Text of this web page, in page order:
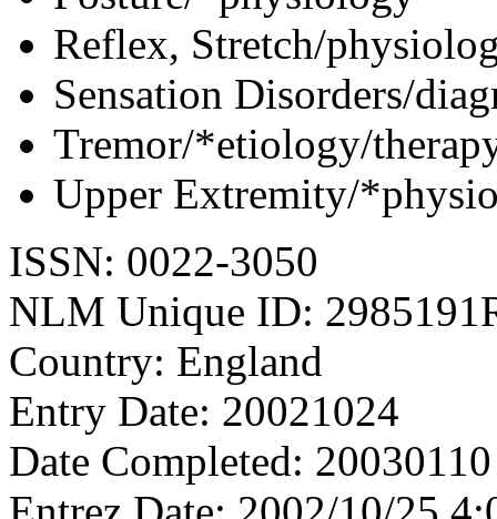
Reflex, Stretch/
Sensation Disorders/
Tremor/*etiology/
Upper Extremity/
ISSN: 0022-3050
NLM Unique ID:
Country: England
Entry Date: 20021024
Date Completed: 20030110